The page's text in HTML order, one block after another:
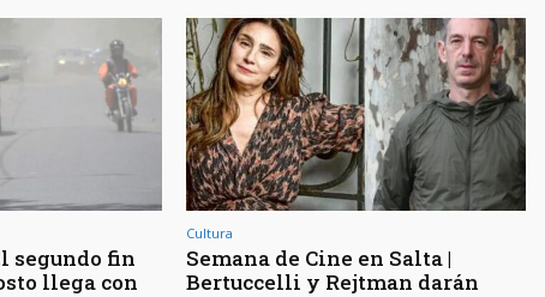
segundo fin
llega con
Cultura
Semana de Cine en Salta |
Bertuccelli y Rejtman darán